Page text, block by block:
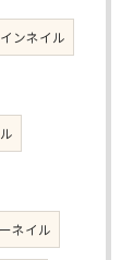
ンネイル
ネイル